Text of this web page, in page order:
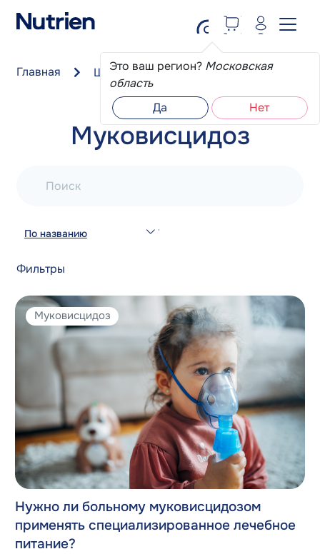
Это ваш регион? Московская
область
Да
Нет
Главная Школа пациента Муковисцидоз
Муковисцидоз
Поиск
По названию
Фильтры
Муковисцидоз
Нужно ли больному муковисцидозом
применять специализированное лечебное
питание?